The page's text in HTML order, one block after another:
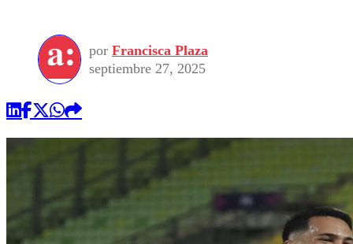
por Francisca Plaza
septiembre 27, 2025